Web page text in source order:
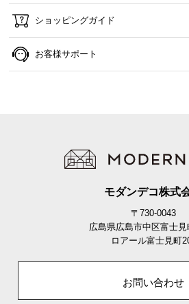
適用畳数
4灯でありながら重さは約3.4㎏。
や災害時の落下による怪我の危
ショッピングガイド
お客様サポート
モダンデコ株式
〒730-0043
広島県広島市中区富士見
ロアール富士見町
お問い合わせ